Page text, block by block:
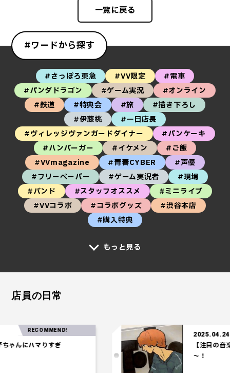
一覧に戻る
#ワードから探す
#さっぽろ東急 #VV限定
#電車
#パンダドラゴン
#ゲーム実況
#オンライン
#鉄道
#特典会 #旅
#描き下ろし
#伊藤桃
#一日店長
#ヴィレッジヴァンガードダイナー
#パンケーキ
#ハンバーガー
#イケメン
#ご飯
#VVmagazine
#青春CYBER
#声優
#フリーペーパー
#ゲーム実況者
#現場
#バンド
#スタッフオススメ
#ミニライブ
#VVコラボ
#コラボグッズ
#渋谷本店
#購入特典
もっと見る
店員の日常
にハマりすぎ
RECOMMEND!
2025.04.24
【注目の音楽】
～！